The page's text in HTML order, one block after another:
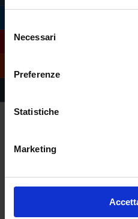
delNecessari
Preferenze
Statistiche
Marketingrichiedi